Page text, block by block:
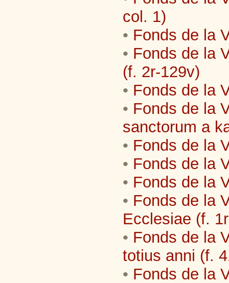
col. 1)
• Fonds de la
• Fonds de la
(f. 2r-129v)
• Fonds de la
• Fonds de la
sanctorum a
• Fonds de la
• Fonds de la
• Fonds de la
• Fonds de la
Ecclesiae (f.
• Fonds de la
totius anni (f.
• Fonds de la